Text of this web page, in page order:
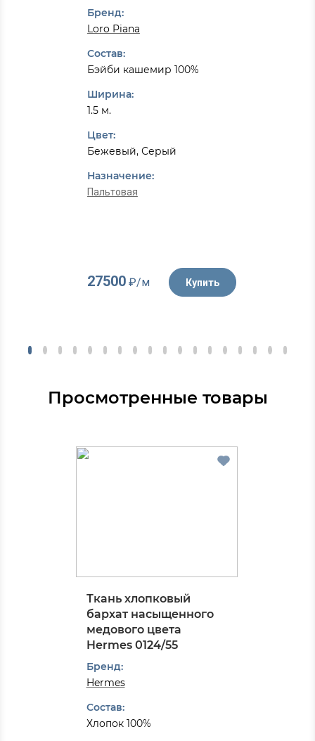
Бренд:
Loro Piana
Состав:
Бэйби кашемир 100%
Ширина:
1.5 м.
Цвет:
Бежевый, Серый
Назначение:
Пальтовая
27500₽/м Купить
Просмотренные товары
Ткань хлопковый
бархат насыщенного
медового цвета
Hermes 0124/55
Бренд:
Hermes
Состав:
Хлопок 100%